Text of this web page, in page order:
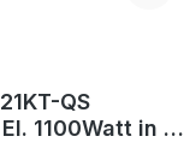
QS
1100Watt in T-